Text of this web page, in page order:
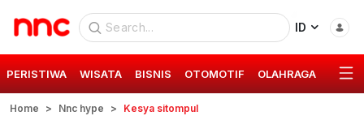
ID
PERISTIWA WISATA BISNIS OTOMOTIF OLAHRAGA GAYA
Home Nnc hype Kesya sitompul